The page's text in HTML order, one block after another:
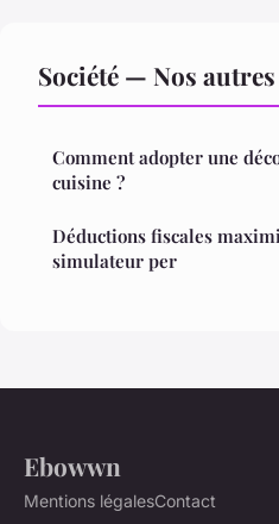
Société — Nos
Comment adopter une
cuisine ?
Déductions fiscales
simulateur per
Ebowwn
Mentions légalesContact